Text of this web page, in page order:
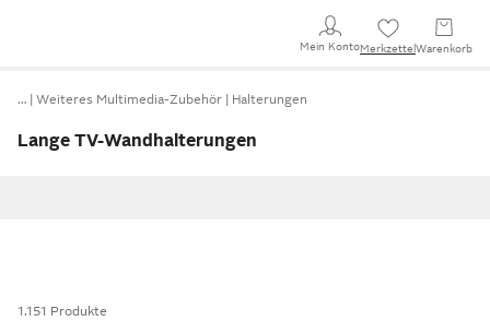
Mein KontoMerkzettel Warenkorb
… Weiteres Multimedia-Zubehör Halterungen
Lange TV-Wandhalterungen
1.151 Produkte